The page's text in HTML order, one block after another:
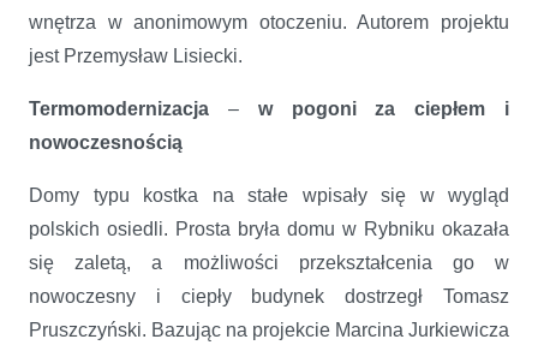
wnętrza w anonimowym otoczeniu. Autorem projektu
jest Przemysław Lisiecki.
Termomodernizacja –w pogoni za ciepłem i
nowoczesnością
Domy typu kostka na stałe wpisały się w wygląd
polskich osiedli. Prosta bryła domu w Rybniku okazała
się zaletą, a możliwości przekształcenia go w
nowoczesny i ciepły budynek dostrzegł Tomasz
Pruszczyński. Bazując na projekcie Marcina Jurkiewicza